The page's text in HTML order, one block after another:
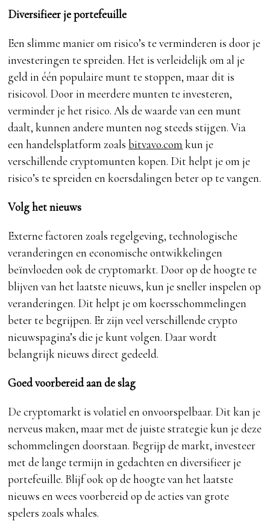
Diversifieer je portefeuille
Een slimme manier om risico’s te verminderen is door je
investeringen te spreiden. Het is verleidelijk om al je
geld in één populaire munt te stoppen, maar dit is
risicovol. Door in meerdere munten te investeren,
verminder je het risico. Als de waarde van een munt
daalt, kunnen andere munten nog steeds stijgen. Via
een handelsplatform zoalsbitvavo.com kun je
verschillende cryptomunten kopen. Dit helpt je om je
risico’s te spreiden en koersdalingen beter op te vangen.
Volg het nieuws
Externe factoren zoals regelgeving, technologische
veranderingen en economische ontwikkelingen
beïnvloeden ook de cryptomarkt. Door op de hoogte te
blijven van het laatste nieuws, kun je sneller inspelen op
veranderingen. Dit helpt je om koersschommelingen
beter te begrijpen. Er zijn veel verschillende crypto
nieuwspagina’s die je kunt volgen. Daar wordt
belangrijk nieuws direct gedeeld.
Goed voorbereid aan de slag
De cryptomarkt is volatiel en onvoorspelbaar. Dit kan je
nerveus maken, maar met de juiste strategie kun je deze
schommelingen doorstaan. Begrijp de markt, investeer
met de lange termijn in gedachten en diversifieer je
portefeuille. Blijf ook op de hoogte van het laatste
nieuws en wees voorbereid op de acties van grote
spelers zoals whales.